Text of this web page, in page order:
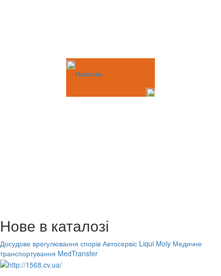
Новости
Нове в каталозі
Досудове врегулювання спорів Автосервіс Liqui Moly Медичне
транспортування MedTransfer